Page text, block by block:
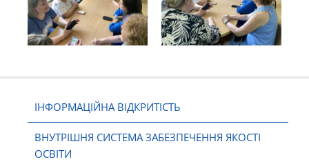
ІНФОРМАЦІЙНА ВІДКРИТІСТЬ
ВНУТРІШНЯ СИСТЕМА ЗАБЕЗПЕЧЕННЯ ЯКОСТІ
ОСВІТИ